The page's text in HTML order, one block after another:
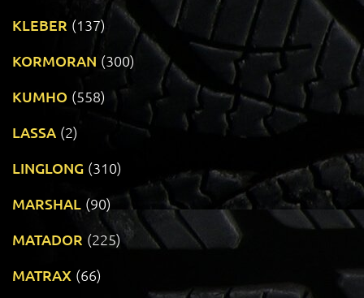
KLEBER (137)
KORMORAN (300)
KUMHO (558)
LASSA (2)
LINGLONG (310)
MARSHAL (90)
MATADOR (225)
MATRAX (66)